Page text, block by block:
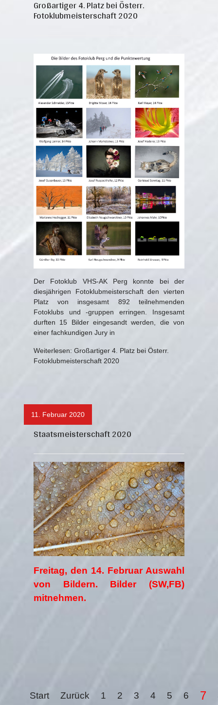
Großartiger 4. Platz bei Österr.
Fotoklubmeisterschaft 2020
Der Fotoklub VHS-AK Perg konnte bei der
diesjährigen Fotoklubmeisterschaft den vierten
Platz von insgesamt 892 teilnehmenden
Fotoklubs und -gruppen erringen. Insgesamt
durften 15 Bilder eingesandt werden, die von
einer fachkundigen Jury in
Weiterlesen: Großartiger 4. Platz bei Österr.
Fotoklubmeisterschaft 2020
Staatsmeisterschaft 2020
11. Februar 2020
Freitag, den 14. Februar Auswahl
von Bildern. Bilder (SW,FB)
mitnehmen.
Start Zurück 1 2 3 4 5 6 7